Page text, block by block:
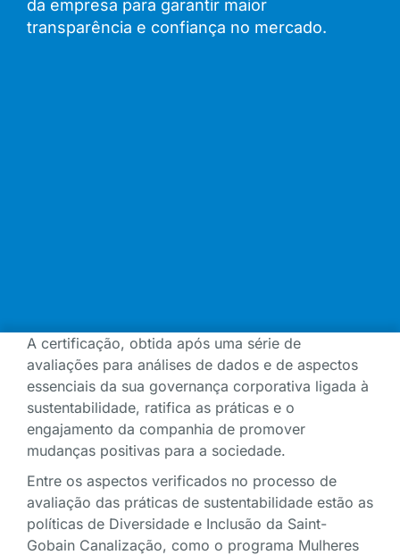
da empresa para garantir maior
transparência e confiança no mercado.
A certificação, obtida após uma série de
avaliações para análises de dados e de aspectos
essenciais da sua governança corporativa ligada à
sustentabilidade, ratifica as práticas e o
engajamento da companhia de promover
mudanças positivas para a sociedade.
Entre os aspectos verificados no processo de
avaliação das práticas de sustentabilidade estão as
políticas de Diversidade e Inclusão da Saint-
Gobain Canalização, como o programa Mulheres